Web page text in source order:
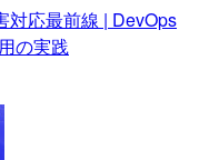
対応最前線 | DevOps
の実践